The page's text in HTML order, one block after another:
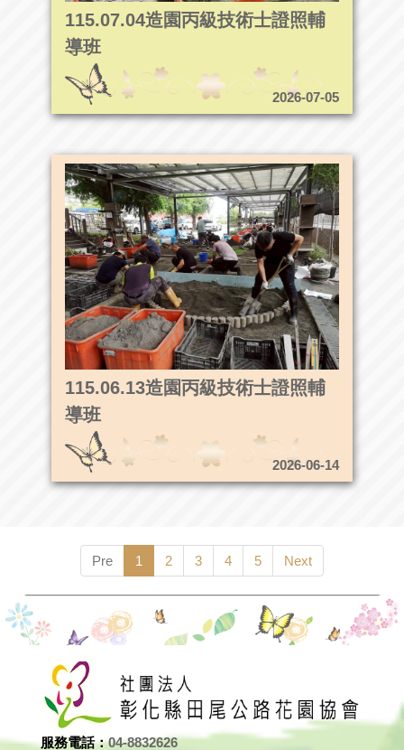
115.07.04造園丙級技術士證照輔
導班
2026-07-05
115.06.13造園丙級技術士證照輔
導班
2026-06-14
Pre 1 2 3 4 5 Next
服務電話：04-8832626